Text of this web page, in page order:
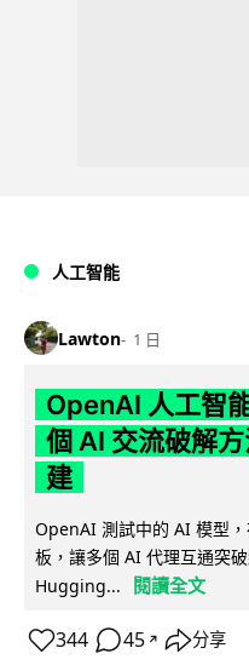
人工智能
Lawton 1 日
OpenAI 人工智
個 AI 交流破解
建
OpenAI 測試中的 AI 模型
板，讓多個 AI 代理互通突
Hugging...
閱讀全文
344 45 ↗ 分享